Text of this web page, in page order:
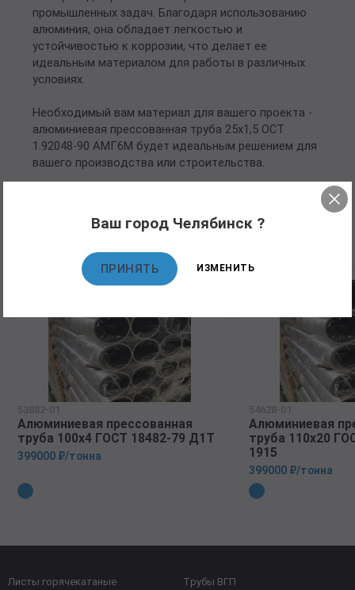
промышленных задач. Благодаря использованию
алюминия, она обладает легкостью и
устойчивостью к коррозии, что делает ее
идеальным материалом для работы в различных
условиях.
Необходимый вам материал для вашего проекта -
алюминиевая прессованная труба 25х1,5 ОСТ
1.92048-90 АМГ6М будет идеальным решением для
вашего производства или строительства.
Рекомендуемые товары
53882-01
Алюминиевая прессованная
труба 100х4 ГОСТ 18482-79 Д1Т
399000 ₽/тонна
54628-01
Алюминиевая
труба 110х20
1915
399000 ₽/тонна
Листы горячекатаные
Трубы ВГП
Ваш город Челябинск ?
ПРИНЯТЬ ИЗМЕНИТЬ